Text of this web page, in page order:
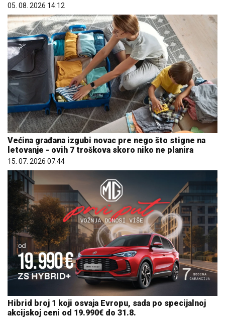
05. 08. 2026 14:12
Većina građana izgubi novac pre nego što stigne na
letovanje - ovih 7 troškova skoro niko ne planira
15. 07. 2026 07:44
Hibrid broj 1 koji osvaja Evropu, sada po specijalnoj
akcijskoj ceni od 19.990€ do 31.8.